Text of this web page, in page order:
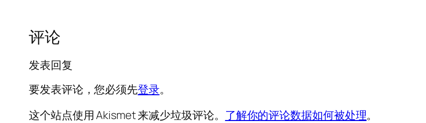
评论
发表回复
要发表评论，您必须先登录。
这个站点使用 Akismet 来减少垃圾评论。 了解你的评论数据如何被处理。